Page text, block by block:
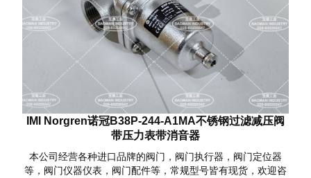
IMI Norgren诺冠B38P-244-A1MA不锈钢过滤减压阀
带压力表带消音器
本公司经营各种进口品牌的阀门，阀门执行器，阀门定位器
等，阀门仪器仪表，阀门配件等，常规型号皆有现货，欢迎咨